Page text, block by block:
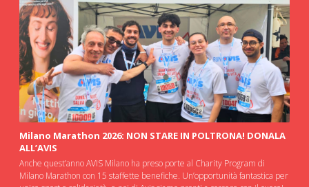
Milano Marathon 2026: NON STARE IN POLTRONA! DONALA
ALL’AVIS
Anche quest’anno AVIS Milano ha preso porte al Charity Program di
Milano Marathon con 15 staffette benefiche. Un’opportunità fantastica per